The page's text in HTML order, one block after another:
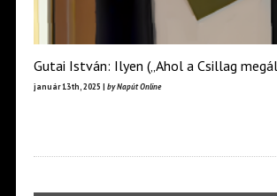
Gutai István: Ilyen („Ahol a Csillag
január 13th, 2025 | by Napút Online